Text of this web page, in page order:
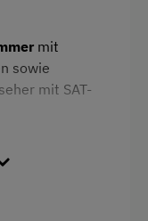
mit
sowie
mit SAT-